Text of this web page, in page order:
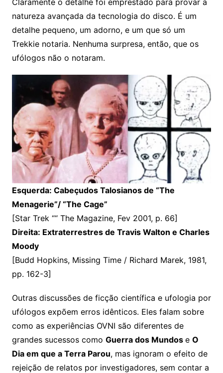
natureza avançada da tecnologia do disco. É um
detalhe pequeno, um adorno, e um que só um
Trekkie notaria. Nenhuma surpresa, então, que os
ufólogos não o notaram.
Esquerda: Cabeçudos Talosianos de “The
Menagerie”/ “The Cage”
[Star Trek ““ The Magazine, Fev 2001, p. 66]
Direita: Extraterrestres de Travis Walton e Charles
Moody
[Budd Hopkins, Missing Time / Richard Marek, 1981,
pp. 162-3]
Outras discussões de ficção científica e ufologia por
ufólogos expõem erros idênticos. Eles falam sobre
como as experiências OVNI são diferentes de
grandes sucessos como Guerra dos Mundos e O
Dia em que a Terra Parou, mas ignoram o efeito de
rejeição de relatos por investigadores, sem contar a